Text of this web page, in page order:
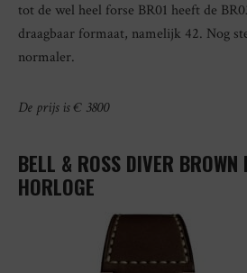
tot de wel heel forse BR01 heeft de
draagbaar formaat, namelijk 42. Nog
normaler.
De prijs is € 3800
BELL & ROSS DIVER BROWN
HORLOGE